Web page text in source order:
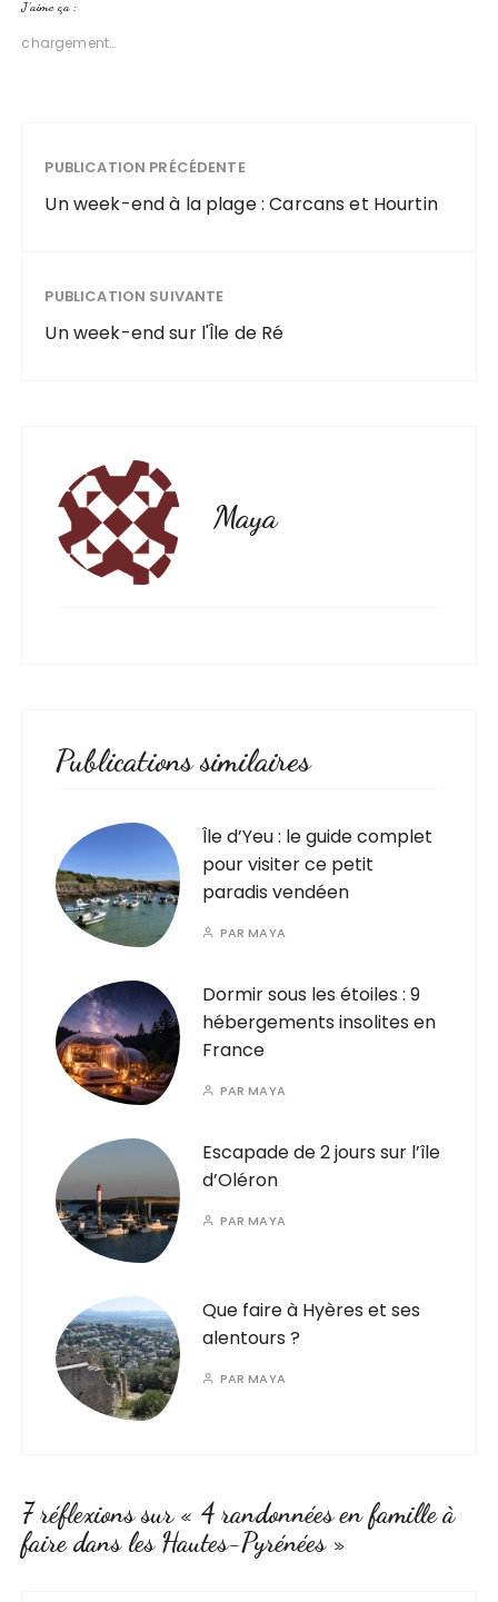
J’aime ça :
chargement…
PUBLICATION PRÉCÉDENTE
Un week-end à la plage : Carcans et Hourtin
PUBLICATION SUIVANTE
Un week-end sur l'Île de Ré
Maya
Publications similaires
Île d’Yeu : le guide complet
pour visiter ce petit
paradis vendéen
PARMAYA
Dormir sous les étoiles : 9
hébergements insolites en
France
PARMAYA
Escapade de 2 jours sur l’île
d’Oléron
PARMAYA
Que faire à Hyères et ses
alentours ?
PARMAYA
7 réflexions sur « 4 randonnées en famille à
faire dans les Hautes-Pyrénées»